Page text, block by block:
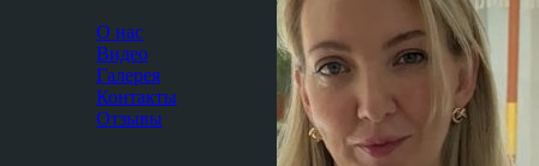
О нас
Видео
Галерея
Контакты
Отзывы